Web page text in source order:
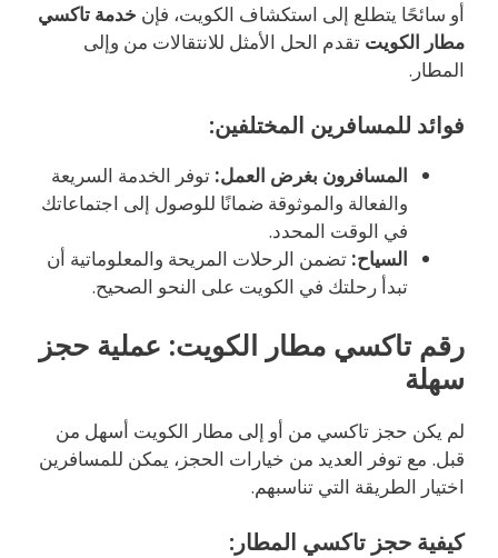
أو سائحًا يتطلع إلى استكشاف الكويت، فإن خدمة تاكسي
مطار الكويت تقدم الحل الأمثل للانتقالات من وإلى
المطار.
فوائد للمسافرين المختلفين:
المسافرون بغرض العمل: توفر الخدمة السريعة
والفعالة والموثوقة ضمانًا للوصول إلى اجتماعاتك
في الوقت المحدد.
السياح: تضمن الرحلات المريحة والمعلوماتية أن
تبدأ رحلتك في الكويت على النحو الصحيح.
رقم تاكسي مطار الكويت: عملية حجز
سهلة
لم يكن حجز تاكسي من أو إلى مطار الكويت أسهل من
قبل. مع توفر العديد من خيارات الحجز، يمكن للمسافرين
اختيار الطريقة التي تناسبهم.
كيفية حجز تاكسي المطار: